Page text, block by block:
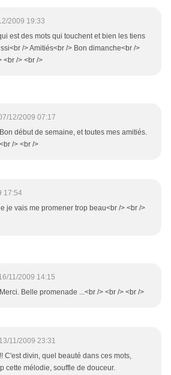
2009 19:33
est des mots qui touchent et bien les tiens
/> Amitiés<br /> Bon dimanche<br />
<br /> <br />
12/2009 07:17
début de semaine, et toutes mes amitiés.
/> <br />
17:54
je vais me promener trop beau<br /> <br />
11/2009 14:15
Belle promenade ...<br /> <br /> <br />
13/11/2009 23:31
C'est divin, quel beauté dans ces mots,
cette mélodie, souffle de douceur.